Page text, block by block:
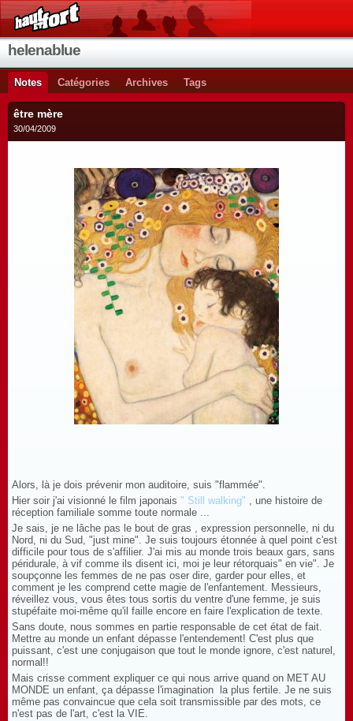
helenablue
Notes Catégories Archives Tags
être mère
30/04/2009
Alors, là je dois prévenir mon auditoire, suis "flammée".
Hier soir j'ai visionné le film japonais " Still walking" , une histoire de
réception familiale somme toute normale ...
Je sais, je ne lâche pas le bout de gras , expression personnelle, ni du
Nord, ni du Sud, "just mine". Je suis toujours étonnée à quel point c'est
difficile pour tous de s'affilier. J'ai mis au monde trois beaux gars, sans
péridurale, à vif comme ils disent ici, moi je leur rétorquais" en vie". Je
soupçonne les femmes de ne pas oser dire, garder pour elles, et
comment je les comprend cette magie de l'enfantement. Messieurs,
réveillez vous, vous êtes tous sortis du ventre d'une femme, je suis
stupéfaite moi-même qu'il faille encore en faire l'explication de texte.
Sans doute, nous sommes en partie responsable de cet état de fait.
Mettre au monde un enfant dépasse l'entendement! C'est plus que
puissant, c'est une conjugaison que tout le monde ignore, c'est naturel,
normal!!
Mais crisse comment expliquer ce qui nous arrive quand on MET AU
MONDE un enfant, ça dépasse l'imagination la plus fertile. Je ne suis
même pas convaincue que cela soit transmissible par des mots, ce
n'est pas de l'art, c'est la VIE.